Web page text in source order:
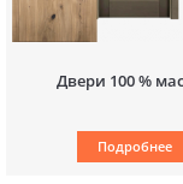
Двери 100 %
Подробнее